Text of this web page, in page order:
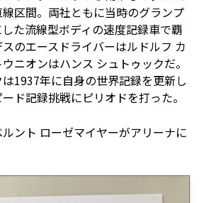
区間。両社ともに当時のグランプ
た流線型ボディの速度記録車で覇
のエースドライバーはルドルフ カ
ニオンはハンス シュトゥックだ。
1937年に自身の世界記録を更新し
ド記録挑戦にピリオドを打った。
ント ローゼマイヤーがアリーナに